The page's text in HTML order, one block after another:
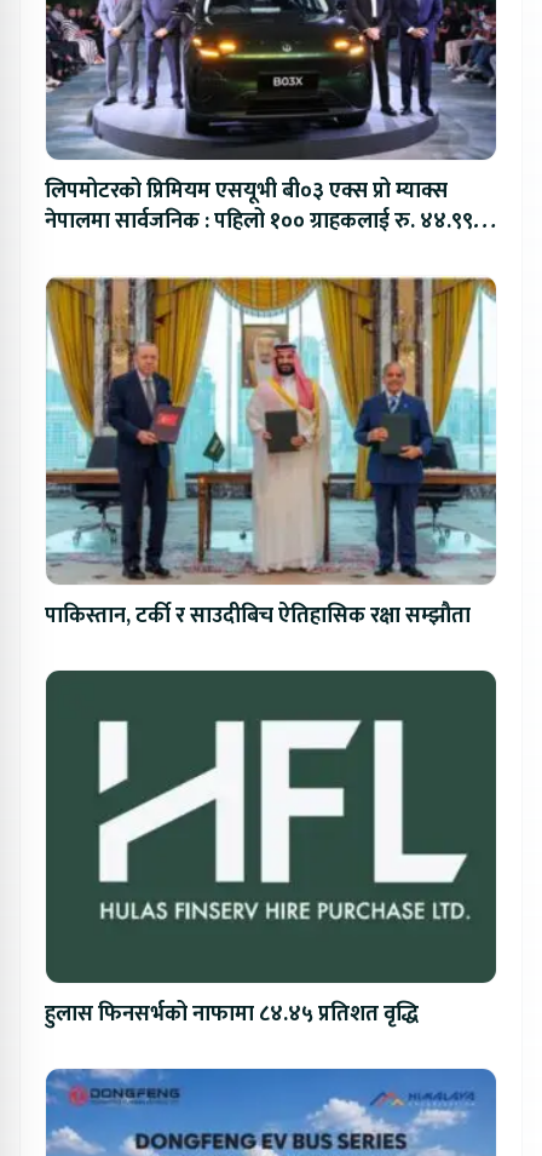
लिपमोटरको प्रिमियम एसयूभी बी०३ एक्स प्रो म्याक्स
नेपालमा सार्वजनिक : पहिलो १०० ग्राहकलाई रु. ४४.९९
पाकिस्तान, टर्की र साउदीबिच ऐतिहासिक रक्षा सम्झौता
हुलास फिनसर्भको नाफामा ८४.४५ प्रतिशत वृद्धि